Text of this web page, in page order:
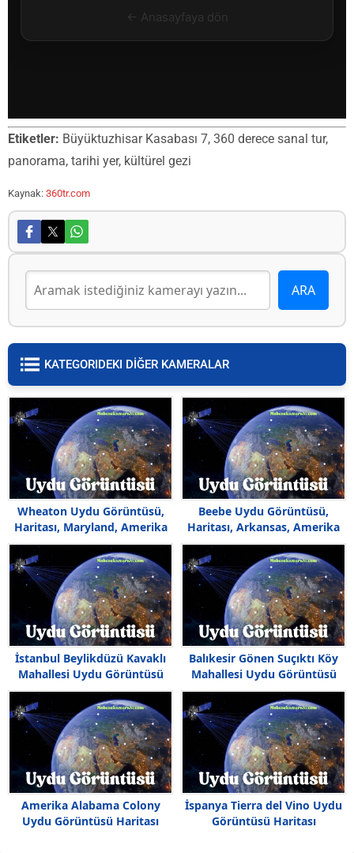
Etiketler: Büyüktuzhisar Kasabası 7, 360 derece sanal tur,
panorama, tarihi yer, kültürel gezi
Kaynak: 360tr.com
KATEGORIDEKI DİĞER KAMERALAR
Wheaton Uydu Görüntüsü,
Haritası, Maryland, Amerika
Beebe Uydu Görüntüsü,
Haritası, Arkansas, Amerika
İstanbul Beylikdüzü Kavaklı
Mahallesi Uydu Görüntüsü
Balıkesir Gönen Suçıktı Köy
Mahallesi Uydu Görüntüsü
Amerika Alabama Colony
Uydu Görüntüsü Haritası
İspanya Tierra del Vino Uydu
Görüntüsü Haritası